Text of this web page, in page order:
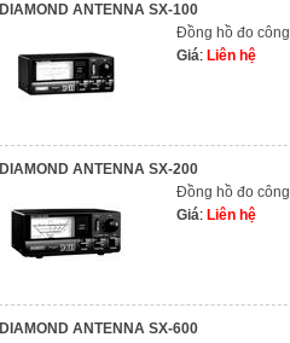
DIAMOND ANTENNA SX-100
Đồng hồ đo
Giá: Liên hệ
DIAMOND ANTENNA SX-200
Đồng hồ đo
Giá: Liên hệ
DIAMOND ANTENNA SX-600